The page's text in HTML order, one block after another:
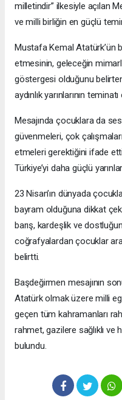
milletindir” ilkesiyle açılan
ve milli birliğin en güçlü
Mustafa Kemal Atatürk’ün
etmesinin, geleceğin
göstergesi olduğunu
aydınlık yarınlarının
Mesajında çocuklara da
güvenmeleri, çok
etmeleri gerektiğini ifade
Türkiye’yi daha güçlü
23 Nisan’ın dünyada
bayram olduğuna dikkat
barış, kardeşlik ve
coğrafyalardan çocuklar
belirtti.
Başdeğirmen mesajının
Atatürk olmak üzere milli
geçen tüm kahramanları
rahmet, gazilere sağlıklı
bulundu.